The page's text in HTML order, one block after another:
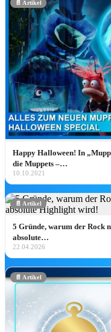
📄 Artikel
Happy Halloween! In
die Muppets –…
10.10.2021
📄 Artikel
5 Gründe, warum der Rock
absolute…
22.04.2026
📄 Artikel